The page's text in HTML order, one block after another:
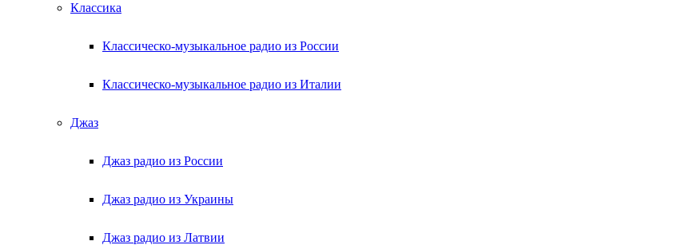
Классика
Классическо-музыкальное радио из России
Классическо-музыкальное радио из Италии
Джаз
Джаз радио из России
Джаз радио из Украины
Джаз радио из Латвии